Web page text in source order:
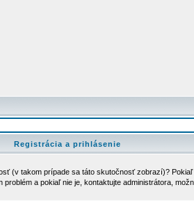
Registrácia a prihlásenie
(v takom prípade sa táto skutočnosť zobrazí)?
a pokiaľ nie je, kontaktujte administrátora,